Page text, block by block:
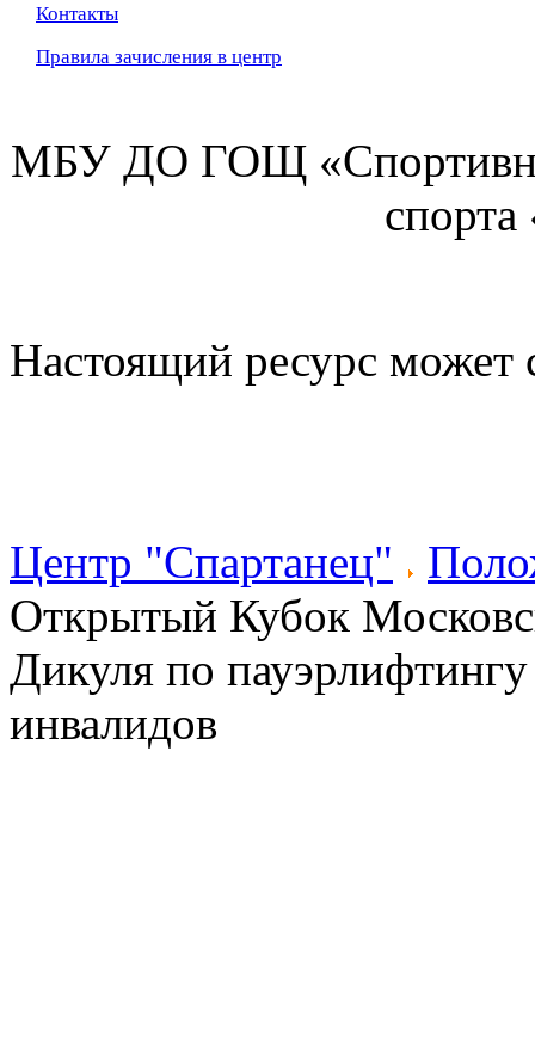
Контакты
Правила зачисления в центр
МБУ ДО ГОЩ
Настоящий ресурс может
Центр "Спартанец"
Открытый Кубок
Дикуля по
инвалидов